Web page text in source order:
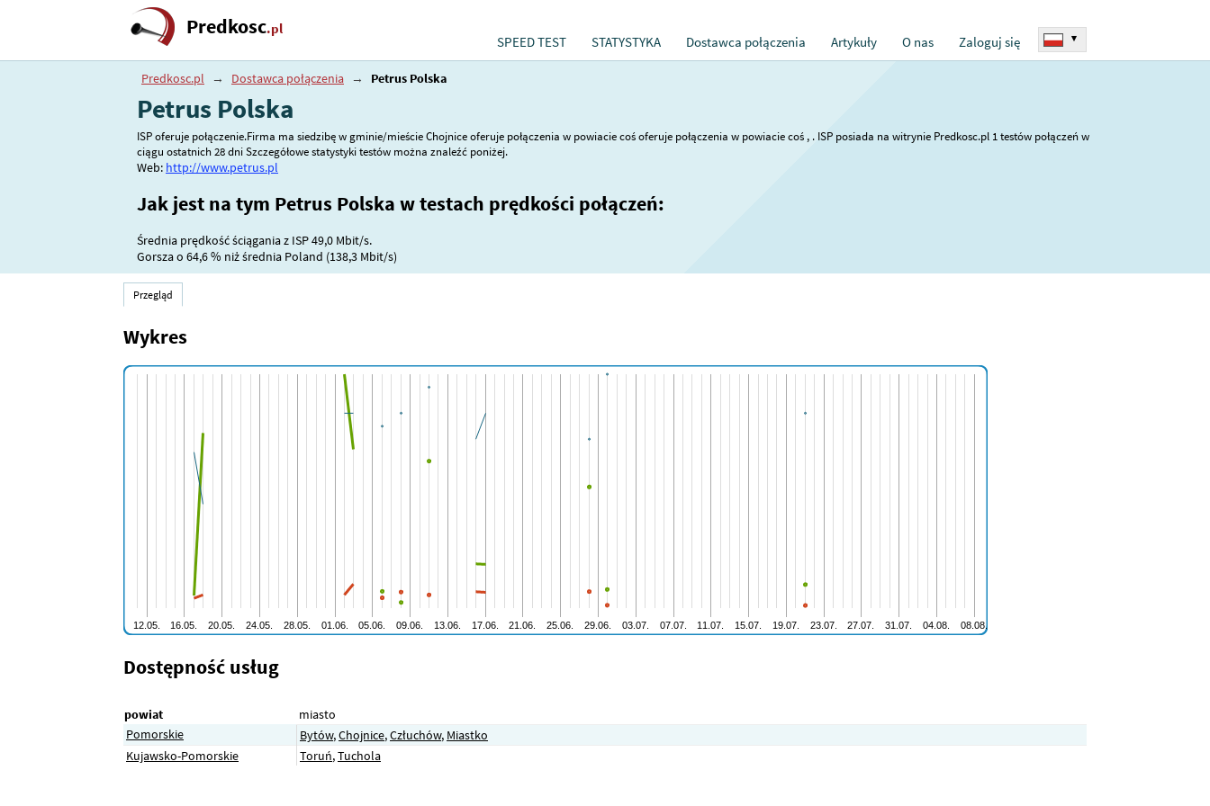
Predkosc.pl
SPEED TEST STATYSTYKA Dostawca połączenia Artykuły O nas Zaloguj się ▾
Predkosc.pl → Dostawca połączenia → Petrus Polska
Petrus Polska
ISP oferuje połączenie.Firma ma siedzibę w gminie/mieście Chojnice oferuje połączenia w powiacie coś oferuje połączenia w powiacie coś , . ISP posiada na witrynie Predkosc.pl 1 testów połączeń w
ciągu ostatnich 28 dni Szczegółowe statystyki testów można znaleźć poniżej.
Web: http://www.petrus.pl
Jak jest na tym Petrus Polska w testach prędkości połączeń:
Średnia prędkość ściągania z ISP 49,0 Mbit/s.
Gorsza o 64,6 % niż średnia Poland (138,3 Mbit/s)
Przegląd
Wykres
Dostępność usług
powiat
miasto
Pomorskie
Bytów,Chojnice,Człuchów, Miastko
Kujawsko-Pomorskie
Toruń,Tuchola